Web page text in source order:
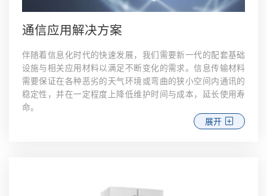
通信应用解决方案
伴随着信息化时代的快速发展，我们需要新一代的配套基础
设施与相关应用材料以满足不断变化的需求。信息传输材料
需要保证在各种恶劣的天气环境或弯曲的狭小空间内通讯的
稳定性，并在一定程度上降低维护时间与成本，延长使用寿
命。
展开